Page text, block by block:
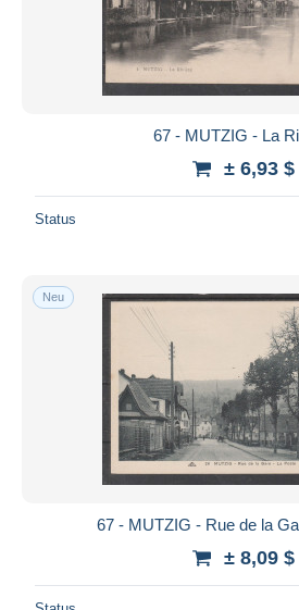
67 - MUTZIG - La
± 6,93 $
Status
Neu
67 - MUTZIG - Rue de la
± 8,09 $